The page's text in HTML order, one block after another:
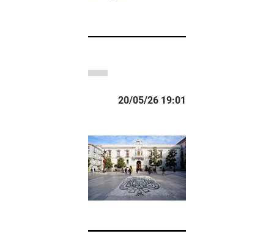
20/05/26 19:01